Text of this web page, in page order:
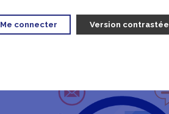
Me connecter Version contrastée